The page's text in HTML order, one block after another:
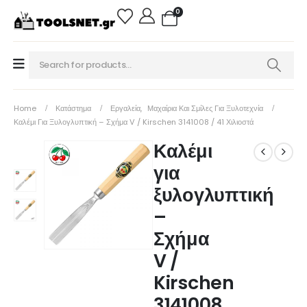
0
Home Κατάστημα Εργαλεία, Μαχαίρια Και Σμίλες Για Ξυλοτεχνία
Καλέμι Για Ξυλογλυπτική – Σχήμα V / Kirschen 3141008 / 41 Χιλιοστά
Καλέμι
για
ξυλογλυπτική
–
Σχήμα
V /
Kirschen